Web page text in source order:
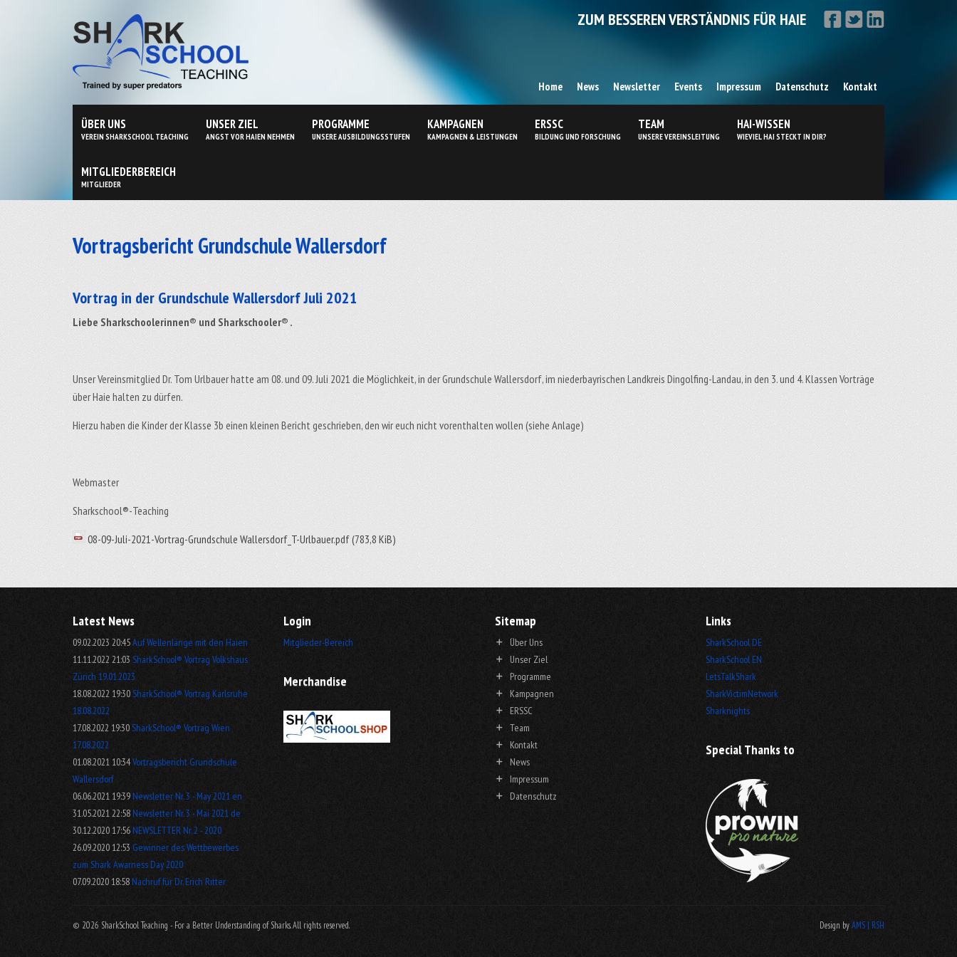
Home News Newsletter Events Impressum Datenschutz Kontakt
ÜBER UNS
VEREIN SHARKSCHOOL TEACHING
UNSER ZIEL
ANGST VOR HAIEN NEHMEN
PROGRAMME
UNSERE AUSBILDUNGSSTUFEN
KAMPAGNEN
KAMPAGNEN & LEISTUNGEN
ERSSC
BILDUNG UND FORSCHUNG
TEAM
UNSERE VEREINSLEITUNG
HAI-WISSEN
WIEVIEL HAI STECKT IN DIR?
MITGLIEDERBEREICH
MITGLIEDER
ZUM BESSEREN VERSTÄNDNIS FÜR HAIE
Vortragsbericht Grundschule Wallersdorf
Vortrag in der Grundschule Wallersdorf Juli 2021
Liebe Sharkschoolerinnen® und Sharkschooler® .
Unser Vereinsmitglied Dr. Tom Urlbauer hatte am 08. und 09. Juli 2021 die Möglichkeit, in der Grundschule Wallersdorf, im niederbayrischen Landkreis Dingolfing-Landau, in den 3. und 4. Klassen Vorträge
über Haie halten zu dürfen.
Hierzu haben die Kinder der Klasse 3b einen kleinen Bericht geschrieben, den wir euch nicht vorenthalten wollen (siehe Anlage)
Webmaster
Sharkschool®-Teaching
08-09-Juli-2021-Vortrag-Grundschule Wallersdorf_T-Urlbauer.pdf(783,8 KiB)
Latest News
09.02.2023 20:45Auf Wellenlänge mit den Haien
11.11.2022 21:03 SharkSchool® Vortrag Volkshaus
Zürich 19.01.2023
18.08.2022 19:30SharkSchool® Vortrag Karlsruhe
18.08.2022
17.08.2022 19:30SharkSchool® Vortrag Wien
17.08.2022
01.08.2021 10:34Vortragsbericht Grundschule
Wallersdorf
06.06.2021 19:39 Newsletter Nr. 3 - May 2021 en
31.05.2021 22:58Newsletter Nr. 3 - Mai 2021 de
30.12.2020 17:56NEWSLETTER Nr. 2 - 2020
26.09.2020 12:53 Gewinner des Wettbewerbes
zum Shark Awarness Day 2020
07.09.2020 18:58Nachruf für Dr. Erich Ritter
Login
Mitglieder-Bereich
Merchandise
Sitemap
Über Uns
Unser Ziel
Programme
Kampagnen
ERSSC
Team
Kontakt
News
Impressum
Datenschutz
Links
SharkSchool DE
SharkSchool EN
LetsTalkShark
SharkVictimNetwork
Sharknights
Special Thanks to
© 2026 SharkSchool Teaching - For a Better Understanding of Sharks. All rights reserved. Design byAMS | RSH